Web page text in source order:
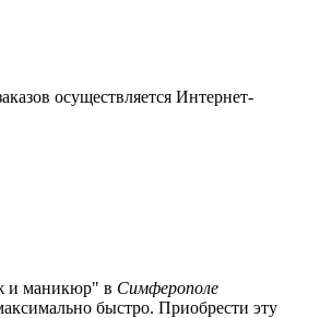
осуществляется Интернет-
и маникюр" в Симферополе
быстро. Приобрести эту